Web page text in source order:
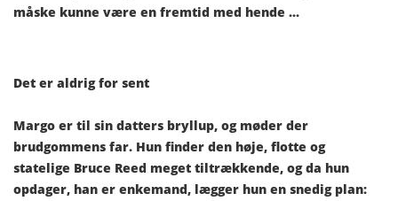
måske kunne være en fremtid med hende ...
Det er aldrig for sent
Margo er til sin datters bryllup, og møder der
brudgommens far. Hun finder den høje, flotte og
statelige Bruce Reed meget tiltrækkende, og da hun
opdager, han er enkemand, lægger hun en snedig plan: